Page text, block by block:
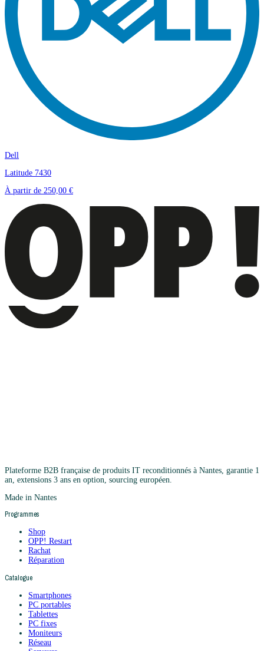
Dell
Latitude 7430
À partir de 250,00 €
Plateforme B2B française de produits IT reconditionnés à Nantes, garantie 1
an, extensions 3 ans en option, sourcing européen.
Made in Nantes
Programmes
Shop
OPP! Restart
Rachat
Réparation
Catalogue
Smartphones
PC portables
Tablettes
PC fixes
Moniteurs
Réseau